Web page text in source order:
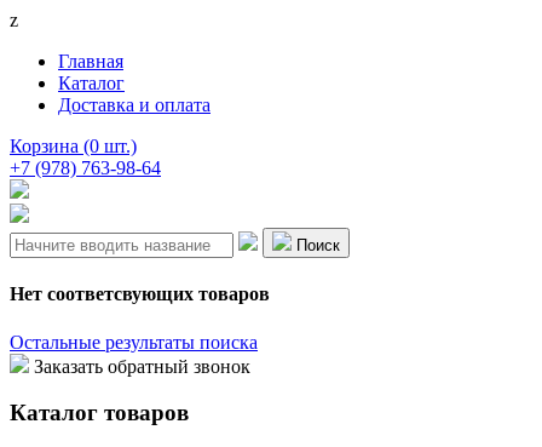
z
Главная
Каталог
Доставка и оплата
Корзина (0 шт.)
+7 (978) 763-98-64
Поиск
Нет соответсвующих товаров
Остальные результаты поиска
Заказать обратный звонок
Каталог товаров